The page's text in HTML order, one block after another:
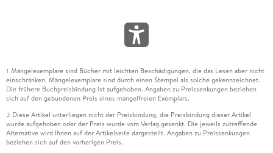
1 Mängelexemplare sind Bücher mit leichten Beschädigungen, die das Lesen aber nicht
einschränken. Mängelexemplare sind durch einen Stempel als solche gekennzeichnet.
Die frühere Buchpreisbindung ist aufgehoben. Angaben zu Preissenkungen beziehen
sich auf den gebundenen Preis eines mangelfreien Exemplars.
2 Diese Artikel unterliegen nicht der Preisbindung, die Preisbindung dieser Artikel
wurde aufgehoben oder der Preis wurde vom Verlag gesenkt. Die jeweils zutreffende
Alternative wird Ihnen auf der Artikelseite dargestellt. Angaben zu Preissenkungen
beziehen sich auf den vorherigen Preis.